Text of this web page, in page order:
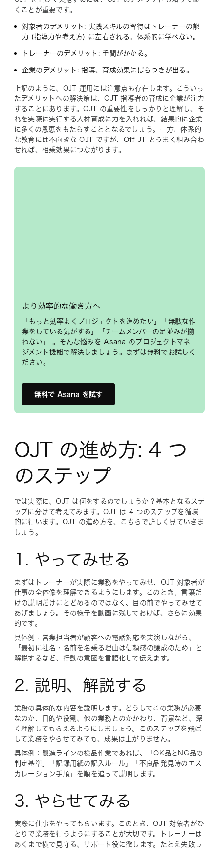
くことが重要です。
対象者のデメリット: 実践スキルの習得はトレーナーの能
力 (指導力や考え方) に左右される。体系的に学べない。
トレーナーのデメリット: 手間がかかる。
企業のデメリット: 指導、育成効果にばらつきが出る。
上記のように、OJT 運用には注意点も存在します。こういっ
たデメリットへの解決策は、OJT 指導者の育成に企業が注力
することにあります。OJT の重要性をしっかりと理解し、そ
れを実際に実行する人材育成に力を入れれば、結果的に企業
に多くの恩恵をもたらすこととなるでしょう。一方、体系的
な教育には不向きな OJT ですが、Off JT とうまく組み合わ
せれば、相乗効果につながります。
より効率的な働き方へ
「もっと効率よくプロジェクトを進めたい」「無駄な作
業をしている気がする」「チームメンバーの足並みが揃
わない」 。そんな悩みを Asana のプロジェクトマネ
ジメント機能で解決しましょう。まずは無料でお試しく
ださい。
無料で Asana を試す
OJT の進め方: 4 つ
のステップ
では実際に、OJT は何をするのでしょうか？基本となるステ
ップに分けて考えてみます。OJT は 4 つのステップを循環
的に行います。OJT の進め方を、こちらで詳しく見ていきま
しょう。
1. やってみせる
まずはトレーナーが実際に業務をやってみせ、OJT 対象者が
仕事の全体像を理解できるようにします。このとき、言葉だ
けの説明だけにとどめるのではなく、目の前でやってみせて
あげましょう。その様子を動画に残しておけば、さらに効果
的です。
具体例：営業担当者が顧客への電話対応を実演しながら、
「最初に社名・名前を名乗る理由は信頼感の醸成のため」と
解説するなど、行動の意図を言語化して伝えます。
2. 説明、解説する
業務の具体的な内容を説明します。どうしてこの業務が必要
なのか、目的や役割、他の業務とのかかわり、背景など、深
く理解してもらえるようにしましょう。このステップを飛ば
して業務をやらせてみても、成果は上がりません。
具体例：製造ラインの検品作業であれば、「OK品とNG品の
判定基準」「記録用紙の記入ルール」「不良品発見時のエス
カレーション手順」を順を追って説明します。
3. やらせてみる
実際に仕事をやってもらいます。このとき、OJT 対象者がひ
とりで業務を行うようにすることが大切です。トレーナーは
あくまで横で見守る、サポート役に徹します。たとえ失敗し